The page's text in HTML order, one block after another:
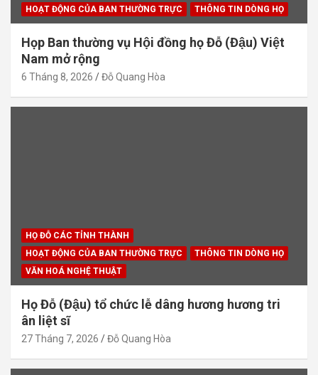
HOẠT ĐỘNG CỦA BAN THƯỜNG TRỰC THÔNG TIN DÒNG HỌ
Họp Ban thường vụ Hội đồng họ Đỗ (Đậu) Việt
Nam mở rộng
6 Tháng 8, 2026 Đỗ Quang Hòa
HỌ ĐỖ CÁC TỈNH THÀNH
HOẠT ĐỘNG CỦA BAN THƯỜNG TRỰC
THÔNG TIN DÒNG HỌ
VĂN HOÁ NGHỆ THUẬT
Họ Đỗ (Đậu) tổ chức lễ dâng hương hương tri
ân liệt sĩ
27 Tháng 7, 2026 Đỗ Quang Hòa